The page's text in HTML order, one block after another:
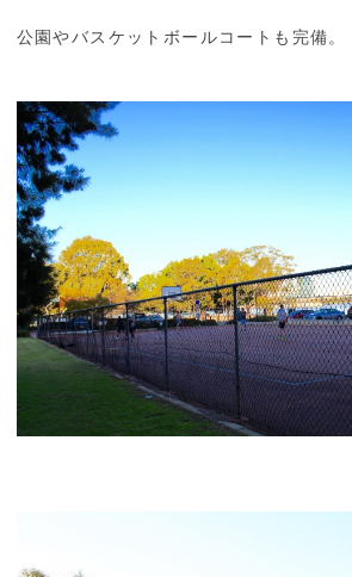
公園やバスケットボールコートも完備。